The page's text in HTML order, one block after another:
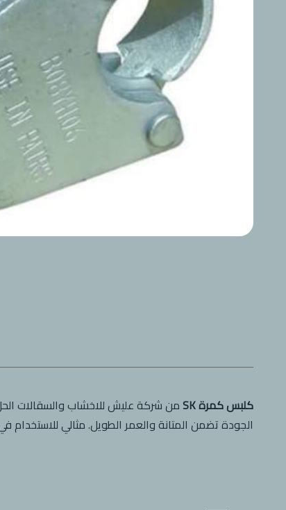
كلبس كمرة SK
من شركة عليش للاخشاب والسقالات
الجودة تضمن المتانة والعمر الطويل. مثالي للاستخدام